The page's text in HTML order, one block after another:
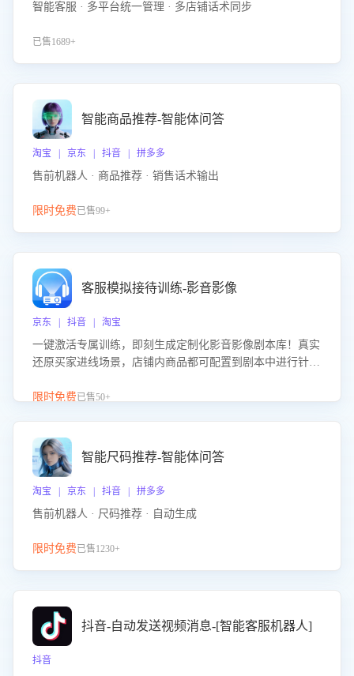
智能客服 · 多平台统一管理 · 多店铺话术同步
已售1689+
智能商品推荐-智能体问答
淘宝 | 京东 | 抖音 | 拼多多
售前机器人 · 商品推荐 · 销售话术输出
限时免费已售99+
客服模拟接待训练-影音影像
京东 | 抖音 | 淘宝
一键激活专属训练，即刻生成定制化影音影像剧本库！真实
还原买家进线场景，店铺内商品都可配置到剧本中进行针对
击 “立即开通”，快速获取影音影像类目剧本，一键开启客服
限时免费已售50+
智能尺码推荐-智能体问答
淘宝 | 京东 | 抖音 | 拼多多
售前机器人 · 尺码推荐 · 自动生成
限时免费已售1230+
抖音-自动发送视频消息-[智能客服机器人]
抖音